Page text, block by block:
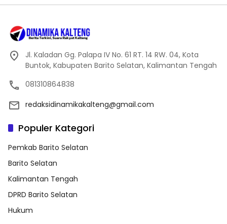
Jl. Kaladan Gg. Palapa IV No. 61 RT. 14 RW. 04, Kota
Buntok, Kabupaten Barito Selatan, Kalimantan Tengah
081310864838
redaksidinamikakalteng@gmail.com
Populer Kategori
Pemkab Barito Selatan
Barito Selatan
Kalimantan Tengah
DPRD Barito Selatan
Hukum